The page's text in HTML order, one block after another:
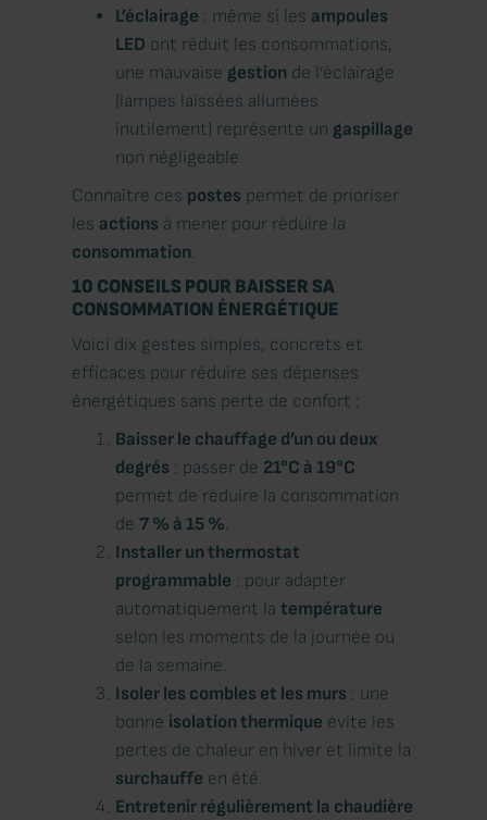
L’éclairage : même si les ampoules
LED ont réduit les consommations,
une mauvaise gestion de l’éclairage
(lampes laissées allumées
inutilement) représente un gaspillage
non négligeable.
Connaître ces postes permet de prioriser
les actions à mener pour réduire la
consommation.
10 CONSEILS POUR BAISSER SA
CONSOMMATION ÉNERGÉTIQUE
Voici dix gestes simples, concrets et
efficaces pour réduire ses dépenses
énergétiques sans perte de confort :
Baisser le chauffage d’un ou deux
degrés : passer de 21°C à 19°C
permet de réduire la consommation
de 7 % à 15 %.
Installer un thermostat
programmable : pour adapter
automatiquement latempérature
selon les moments de la journée ou
de la semaine.
Isoler les combles et les murs : une
bonne isolation thermique évite les
pertes de chaleur en hiver et limite la
surchauffe en été.
Entretenir régulièrement la chaudière